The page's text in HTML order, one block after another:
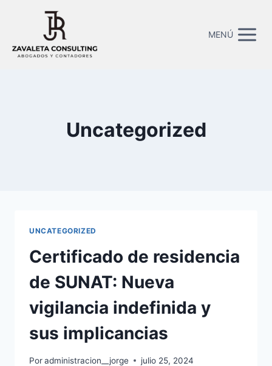
MENÚ
Uncategorized
UNCATEGORIZED
Certificado de residencia
de SUNAT: Nueva
vigilancia indefinida y
sus implicancias
Poradministracion__jorge julio 25, 2024